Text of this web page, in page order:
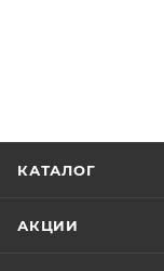
КАТАЛОГ
АКЦИИ